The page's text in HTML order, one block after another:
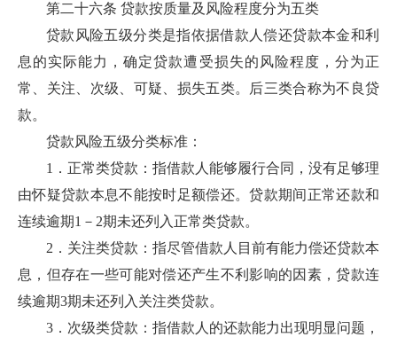
第二十六条 贷款按质量及风险程度分为五类
贷款风险五级分类是指依据借款人偿还贷款本金和利
息的实际能力，确定贷款遭受损失的风险程度，分为正
常、关注、次级、可疑、损失五类。后三类合称为不良贷
款。
贷款风险五级分类标准：
1．正常类贷款：指借款人能够履行合同，没有足够理
由怀疑贷款本息不能按时足额偿还。贷款期间正常还款和
连续逾期1－2期未还列入正常类贷款。
2．关注类贷款：指尽管借款人目前有能力偿还贷款本
息，但存在一些可能对偿还产生不利影响的因素，贷款连
续逾期3期未还列入关注类贷款。
3．次级类贷款：指借款人的还款能力出现明显问题，